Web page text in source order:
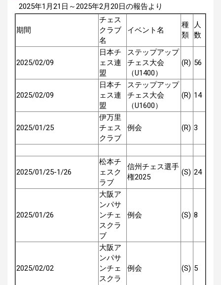
2025年1月21日～2025年2月20日の報告より
期間
チェス
クラブ
名
イベント名
種
類
人
数
2025/02/09
日本チ
ェス連
盟
ステップアップ
チェス大会
（U1400）
(R) 56
2025/02/09
日本チ
ェス連
盟
ステップアップ
チェス大会
（U1600）
(R) 14
2025/01/25
伊万里
チェス
クラブ
例会 (R) 3
2025/01/25-1/26
松本チ
ェスク
ラブ
信州チェス選手
権2025
(S) 24
2025/01/26
大阪ア
ンパサ
ンチェ
スクラ
ブ
例会 (S) 8
2025/02/02
大阪ア
ンパサ
ンチェ
スクラ
例会 (S) 5